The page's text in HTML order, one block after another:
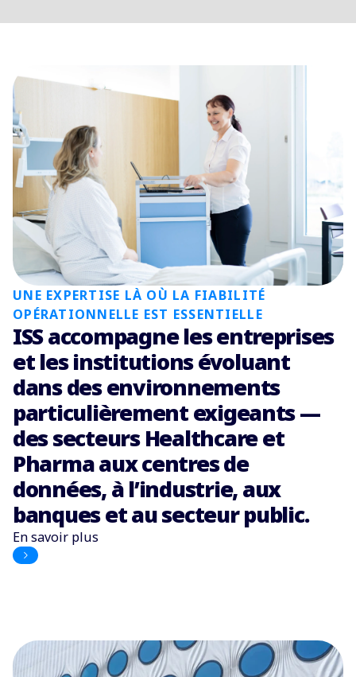
UNE EXPERTISE LÀ OÙ LA FIABILITÉ
OPÉRATIONNELLE EST ESSENTIELLE
ISS accompagne les entreprises
et les institutions évoluant
dans des environnements
particulièrement exigeants —
des secteurs Healthcare et
Pharma aux centres de
données, à l’industrie, aux
banques et au secteur public.
En savoir plus